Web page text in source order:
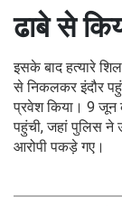
ढाबे से
इसके बाद हत्यारे
से निकलकर इंदौर
प्रवेश किया। 9 जून
पहुंची, जहां पुलिस ने
आरोपी पकड़े गए।